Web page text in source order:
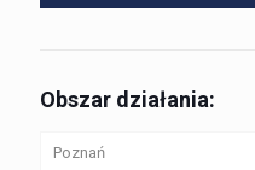
Obszar działania:
Poznań